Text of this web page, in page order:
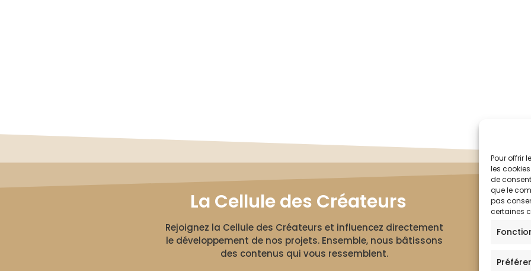
Pour offrir
les
de
que le
pas
certaines
La Cellule des Créateurs
Rejoignez la Cellule des Créateurs et influencez directement
le développement de nos projets. Ensemble, nous bâtissons
des contenus qui vous ressemblent.